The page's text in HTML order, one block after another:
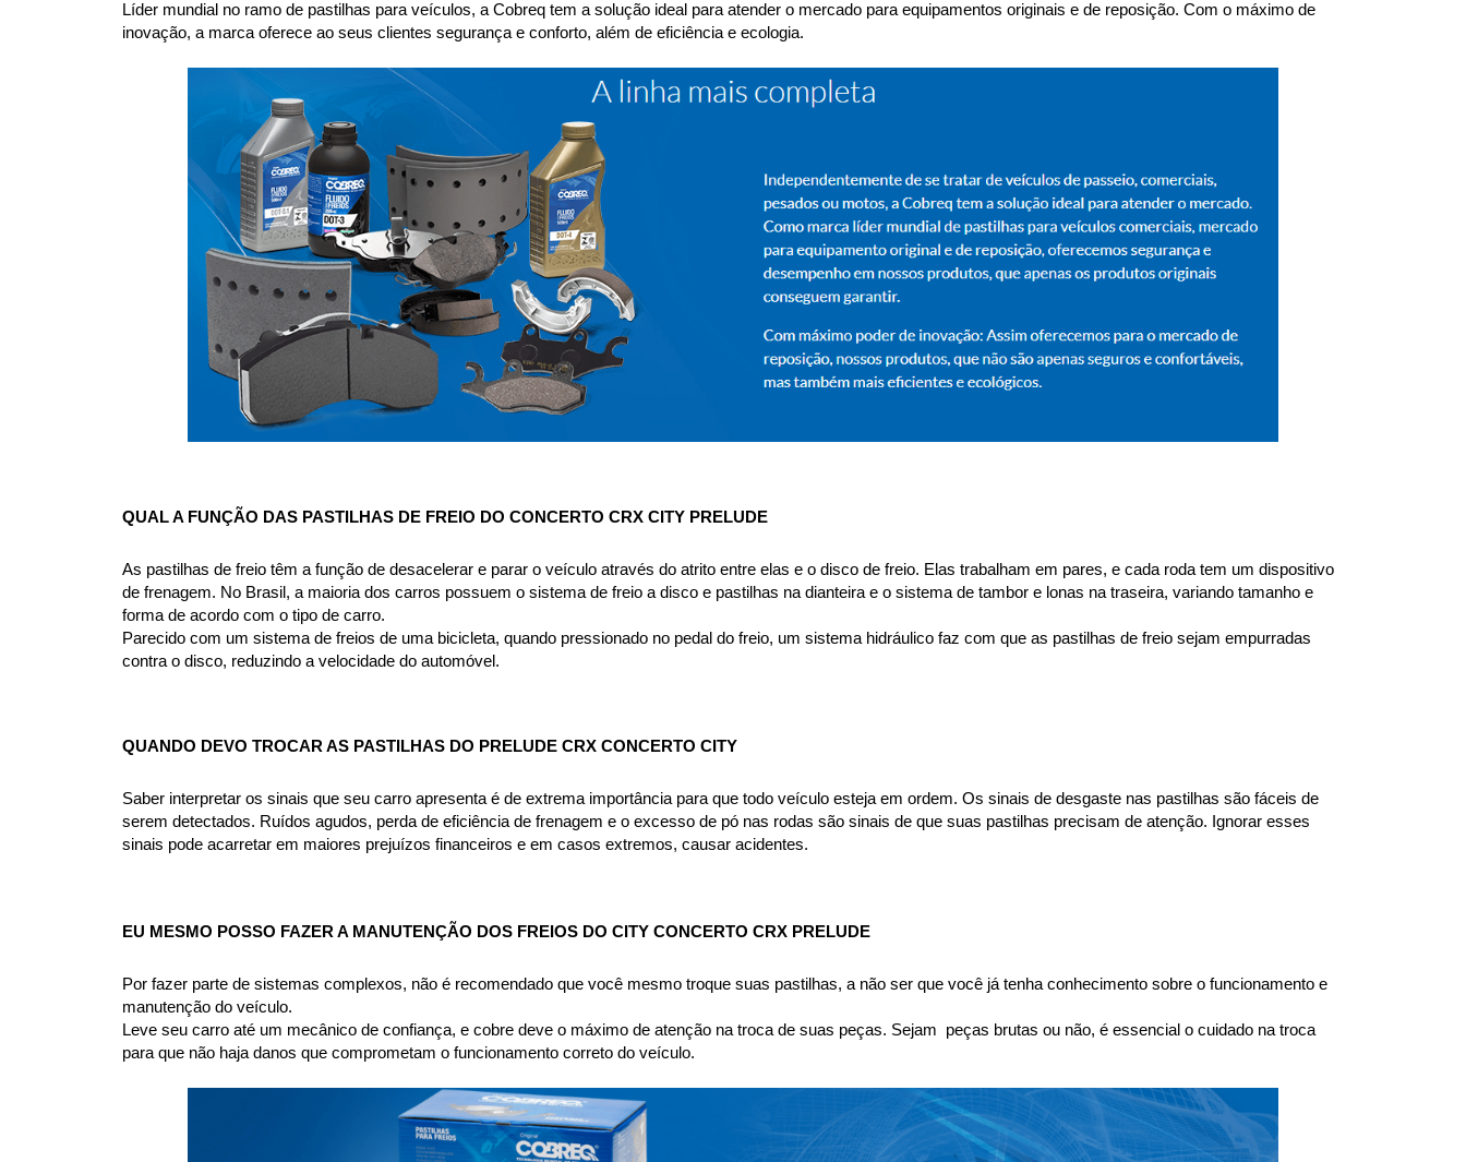
Líder mundial no ramo de pastilhas para veículos, a Cobreq tem a solução ideal para atender o mercado para equipamentos originais e de reposição. Com o máximo de
inovação, a marca oferece ao seus clientes segurança e conforto, além de eficiência e ecologia.
QUAL A FUNÇÃO DAS PASTILHAS DE FREIO DO CONCERTO CRX CITY PRELUDE
As pastilhas de freio têm a função de desacelerar e parar o veículo através do atrito entre elas e o disco de freio. Elas trabalham em pares, e cada roda tem um dispositivo
de frenagem. No Brasil, a maioria dos carros possuem o sistema de freio a disco e pastilhas na dianteira e o sistema de tambor e lonas na traseira, variando tamanho e
forma de acordo com o tipo de carro.
Parecido com um sistema de freios de uma bicicleta, quando pressionado no pedal do freio, um sistema hidráulico faz com que as pastilhas de freio sejam empurradas
contra o disco, reduzindo a velocidade do automóvel.
QUANDO DEVO TROCAR AS PASTILHAS DO PRELUDE CRX CONCERTO CITY
Saber interpretar os sinais que seu carro apresenta é de extrema importância para que todo veículo esteja em ordem. Os sinais de desgaste nas pastilhas são fáceis de
serem detectados. Ruídos agudos, perda de eficiência de frenagem e o excesso de pó nas rodas são sinais de que suas pastilhas precisam de atenção. Ignorar esses
sinais pode acarretar em maiores prejuízos financeiros e em casos extremos, causar acidentes.
EU MESMO POSSO FAZER A MANUTENÇÃO DOS FREIOS DO CITY CONCERTO CRX PRELUDE
Por fazer parte de sistemas complexos, não é recomendado que você mesmo troque suas pastilhas, a não ser que você já tenha conhecimento sobre o funcionamento e
manutenção do veículo.
Leve seu carro até um mecânico de confiança, e cobre deve o máximo de atenção na troca de suas peças. Sejam  peças brutas ou não, é essencial o cuidado na troca
para que não haja danos que comprometam o funcionamento correto do veículo.